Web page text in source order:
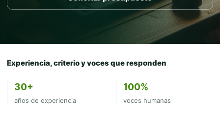
Experiencia, criterio y voces que responden
30+
años de experiencia
100%
voces humanas